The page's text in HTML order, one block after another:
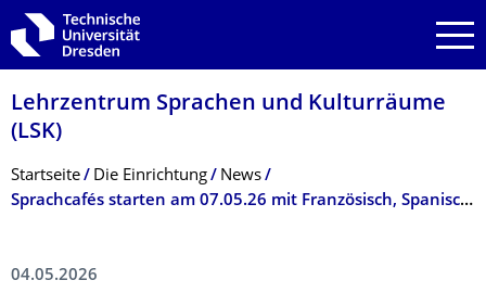
Zur Hauptnavigation springen
Zur Suche springen
Zum Inhalt springen
Lehrzentrum Sprachen und Kulturräume
(LSK)
Breadcrumb-Menü
Startseite Die Einrichtung
News
Sprachcafés starten am 07.05.26 mit Französisch, Spanisch, Italienisch, Portugiesisch und Deutsch
04.05.2026